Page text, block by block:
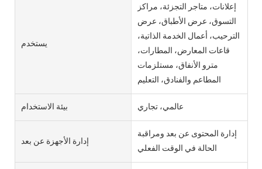
يستخدم
إعلانات، متاجر التجزئة، مراكز
التسوق، عرض الأطباق، عرض
الترحيب، أعمال الخدمة الذاتية،
قاعات المعارض، المطارات،
مترو الأنفاق، مستلزمات
المطاعم والفنادق، التعليم
بيئة الاستخدام
عالمي، تجاري
إدارة الأجهزة عن بعد
إدارة المحتوى عن بعد ومراقبة
الحالة في الوقت الفعلي